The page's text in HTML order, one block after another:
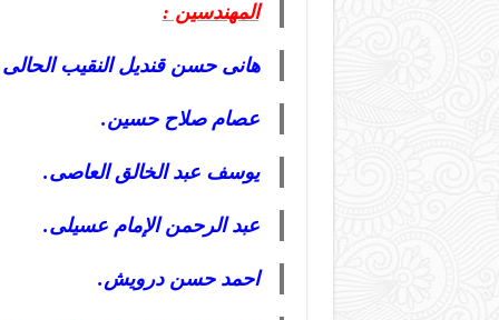
المهندسين :
هانى حسن قنديل النقيب
عصام صلاح حسين.
يوسف عبد الخالق العاصى.
عبد الرحمن الإمام عسيلى.
احمد حسن درويش.